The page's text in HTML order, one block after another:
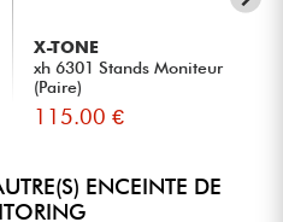
X-TONE
xh 6301 Stands Moniteur
(Paire)
115.00 €
ENCEINTE DE